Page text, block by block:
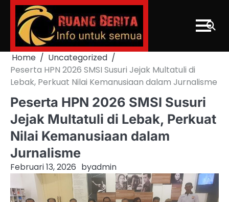
Skip
content
Home
Uncategorized
Peserta HPN 2026 SMSI Susuri Jejak Multatuli di
Lebak, Perkuat Nilai Kemanusiaan dalam Jurnalisme
Peserta HPN 2026 SMSI Susuri
Jejak Multatuli di Lebak, Perkuat
Nilai Kemanusiaan dalam
Jurnalisme
Februari 13, 2026 byadmin